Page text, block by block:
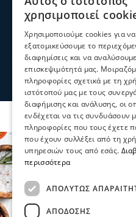
Σερραικά Νέα
Σέρρες: Τραγωδία
σε τροχαίο στην
Δύο νεκροί και ένας
τροχαίου δυστυχήματος
φορτηγό το πρωί στην
πριν 2 λεπτά
χρησιμοποιεί
Χρησιμοποιούμε cookies για να
εξατομικεύσουμε το
διαφημίσεις και να
επισκεψιμότητά μας.
πληροφορίες σχετικά με τη
ιστότοπού μας με τους
διαφήμισης και ανάλυσης, οι
ενδέχεται να τις συνδυάσουν
πληροφορίες που τους έχετε
που έχουν συλλέξει από τη
υπηρεσιών τους από εσάς.
περισσότερα
ΑΠΟΛΎΤΩΣ
ΑΠΌΔΟΣΗΣ